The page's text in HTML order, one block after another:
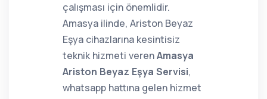
çalışması için önemlidir.
Amasya ilinde, Ariston Beyaz
Eşya cihazlarına kesintisiz
teknik hizmeti verenAmasya
Ariston Beyaz Eşya Servisi,
whatsapp hattına gelen hizmet